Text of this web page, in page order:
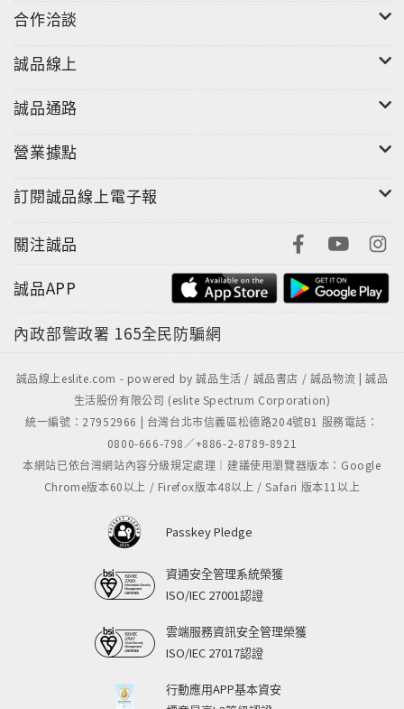
合作洽談
誠品線上
誠品通路
營業據點
訂閱誠品線上電子報
關注誠品
誠品APP
內政部警政署 165全民防騙網
誠品線上eslite.com - powered by 誠品生活 / 誠品書店 / 誠品物流 | 誠品
生活股份有限公司 (eslite Spectrum Corporation)
統一編號：27952966 | 台灣台北市信義區松德路204號B1 服務電話：
0800-666-798／+886-2-8789-8921
本網站已依台灣網站內容分級規定處理｜建議使用瀏覽器版本：Google
Chrome版本60以上 / Firefox版本48以上 / Safari 版本11以上
Passkey Pledge
資通安全管理系統榮獲
ISO/IEC 27001認證
雲端服務資訊安全管理榮獲
ISO/IEC 27017認證
行動應用APP基本資安